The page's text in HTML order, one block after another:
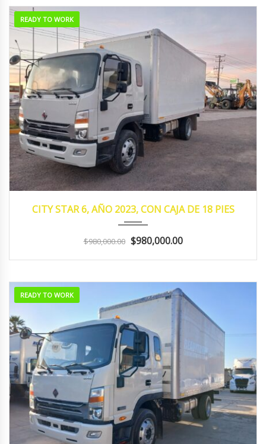
READY TO WORK
CITY STAR 6, AÑO 2023, CON CAJA DE 18 PIES
$980,000.00 $980,000.00
READY TO WORK